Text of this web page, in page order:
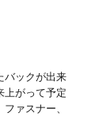
バックが出来
上がって予定
ァスナー、